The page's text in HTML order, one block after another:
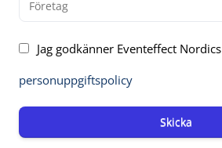
Jag godkänner Eventeffect Nordics
personuppgiftspolicy
Skicka